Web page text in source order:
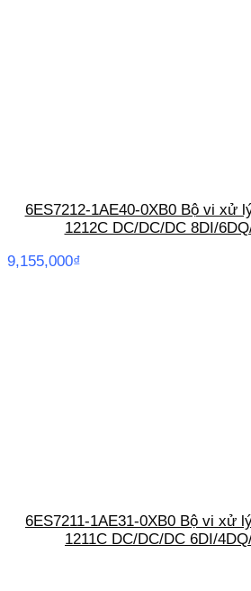
6ES7212-1AE40-0XB0 Bộ vi xử
1212C DC/DC/DC 8DI/
9,155,000₫
6ES7211-1AE31-0XB0 Bộ vi xử
1211C DC/DC/DC 6DI/